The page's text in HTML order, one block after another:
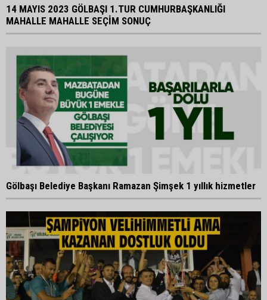
14 MAYIS 2023 GÖLBAŞI 1.TUR CUMHURBAŞKANLIĞI
MAHALLE MAHALLE SEÇİM SONUÇ
Gölbaşı Belediye Başkanı Ramazan Şimşek 1 yıllık hizmetler